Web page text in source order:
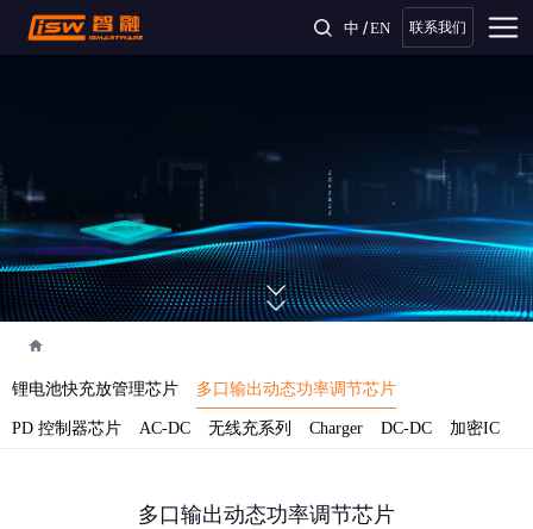
中 /EN 联系我们
锂电池快充放管理芯片 多口输出动态功率调节芯片
PD 控制器芯片 AC-DC 无线充系列 Charger DC-DC 加密IC
多口输出动态功率调节芯片